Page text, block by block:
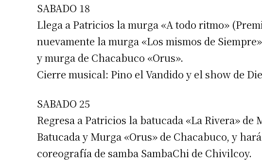
SABADO 18
Llega a Patricios la murga «A todo ritmo»
nuevamente la murga «Los mismos de
y murga de Chacabuco «Orus».
Cierre musical: Pino el Vandido y el show de
SABADO 25
Regresa a Patricios la batucada «La Rivera»
Batucada y Murga «Orus» de Chacabuco, y
coreografía de samba SambaChi de Chivilcoy.